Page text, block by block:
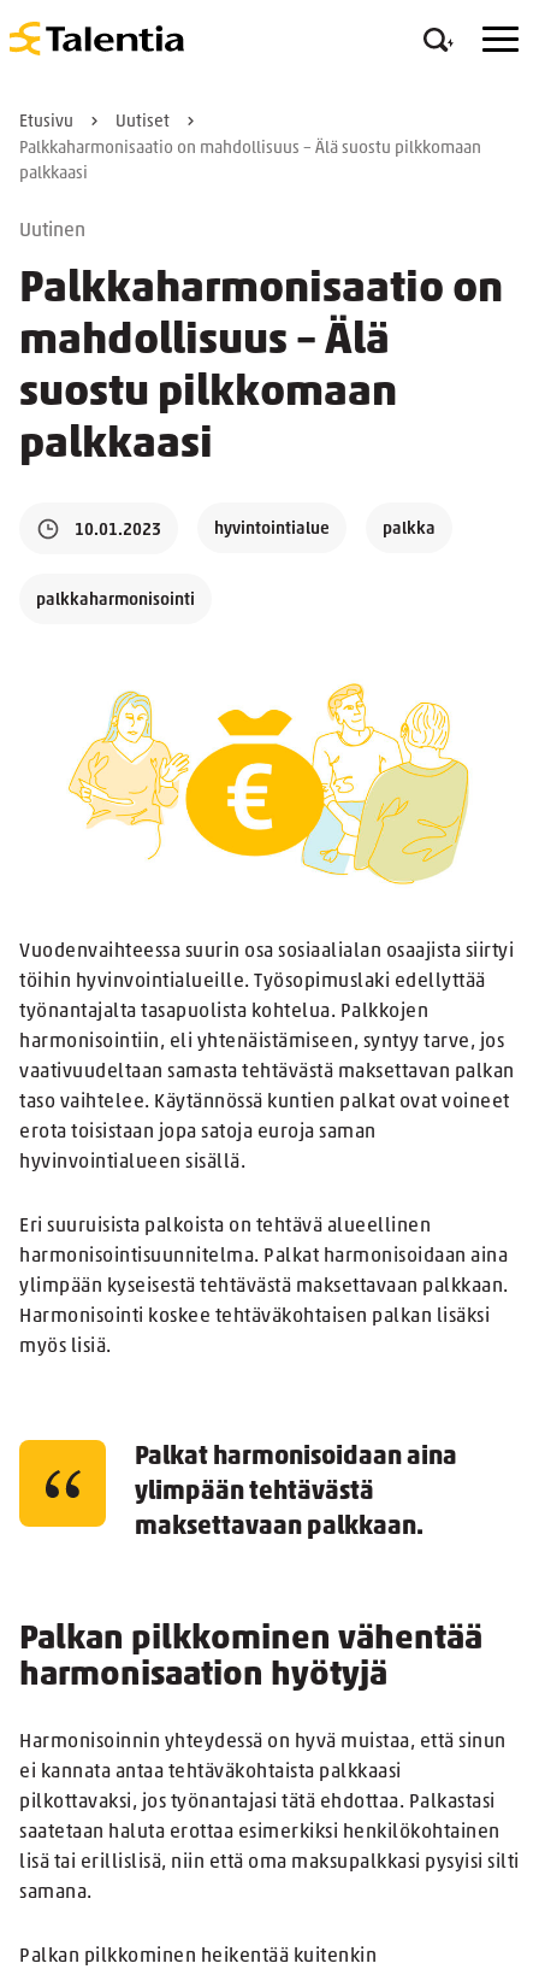
Etusivu
Uutiset
Palkkaharmonisaatio on mahdollisuus – Älä suostu pilkkomaan
palkkaasi
Uutinen
Palkkaharmonisaatio on
mahdollisuus – Älä
suostu pilkkomaan
palkkaasi
10.01.2023 hyvintointialue palkka
palkkaharmonisointi
Vuodenvaihteessa suurin osa sosiaalialan osaajista siirtyi
töihin hyvinvointialueille. Työsopimuslaki edellyttää
työnantajalta tasapuolista kohtelua. Palkkojen
harmonisointiin, eli yhtenäistämiseen, syntyy tarve, jos
vaativuudeltaan samasta tehtävästä maksettavan palkan
taso vaihtelee. Käytännössä kuntien palkat ovat voineet
erota toisistaan jopa satoja euroja saman
hyvinvointialueen sisällä.
Eri suuruisista palkoista on tehtävä alueellinen
harmonisointisuunnitelma. Palkat harmonisoidaan aina
ylimpään kyseisestä tehtävästä maksettavaan palkkaan.
Harmonisointi koskee tehtäväkohtaisen palkan lisäksi
myös lisiä.
Palkat harmonisoidaan aina
ylimpään tehtävästä
maksettavaan palkkaan.
Palkan pilkkominen vähentää
harmonisaation hyötyjä
Harmonisoinnin yhteydessä on hyvä muistaa, että sinun
ei kannata antaa tehtäväkohtaista palkkaasi
pilkottavaksi, jos työnantajasi tätä ehdottaa. Palkastasi
saatetaan haluta erottaa esimerkiksi henkilökohtainen
lisä tai erillislisä, niin että oma maksupalkkasi pysyisi silti
samana.
Palkan pilkkominen heikentää kuitenkin